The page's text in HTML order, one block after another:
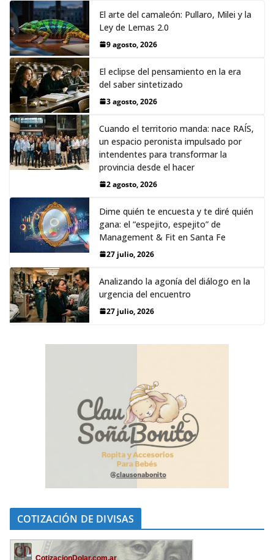
El arte del camaleón: Pullaro, Milei y la
Ley de Lemas 2.0
9 agosto, 2026
El eclipse del pensamiento en la era
del saber sintetizado
3 agosto, 2026
Cuando el territorio manda: nace RAÍS,
un espacio peronista impulsado por
intendentes para transformar la
provincia desde el hacer
2 agosto, 2026
Dime quién te encuesta y te diré quién
gana: el “espejito, espejito” de
Management & Fit en Santa Fe
27 julio, 2026
Analizando la agonía del diálogo en la
urgencia del encuentro
27 julio, 2026
COTIZACIÓN DE DIVISAS